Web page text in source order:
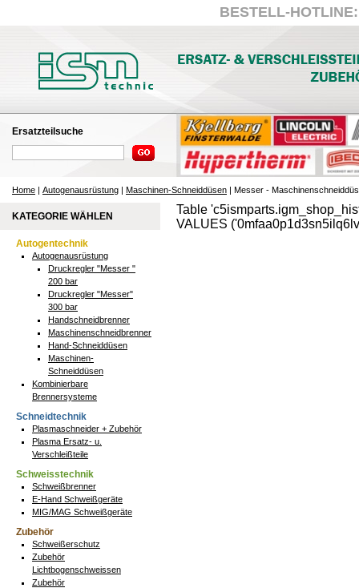
BESTELL-
Ersatzteilsuche
Home | Autogenausrüstung | Maschinen-Schneiddüsen | Messer -
KATEGORIE WÄHLEN
Autogentechnik
Autogenausrüstung
Druckregler "Messer "
200 bar
Druckregler "Messer"
300 bar
Handschneidbrenner
Maschinenschneidbrenner
Hand-Schneiddüsen
Maschinen-
Schneiddüsen
Kombinierbare
Brennersysteme
Schneidtechnik
Plasmaschneider + Zubehör
Plasma Ersatz- u.
Verschleißteile
Schweisstechnik
Schweißbrenner
E-Hand Schweißgeräte
MIG/MAG Schweißgeräte
Zubehör
Schweißerschutz
Zubehör
Lichtbogenschweissen
Zubehör
Table
VALUES